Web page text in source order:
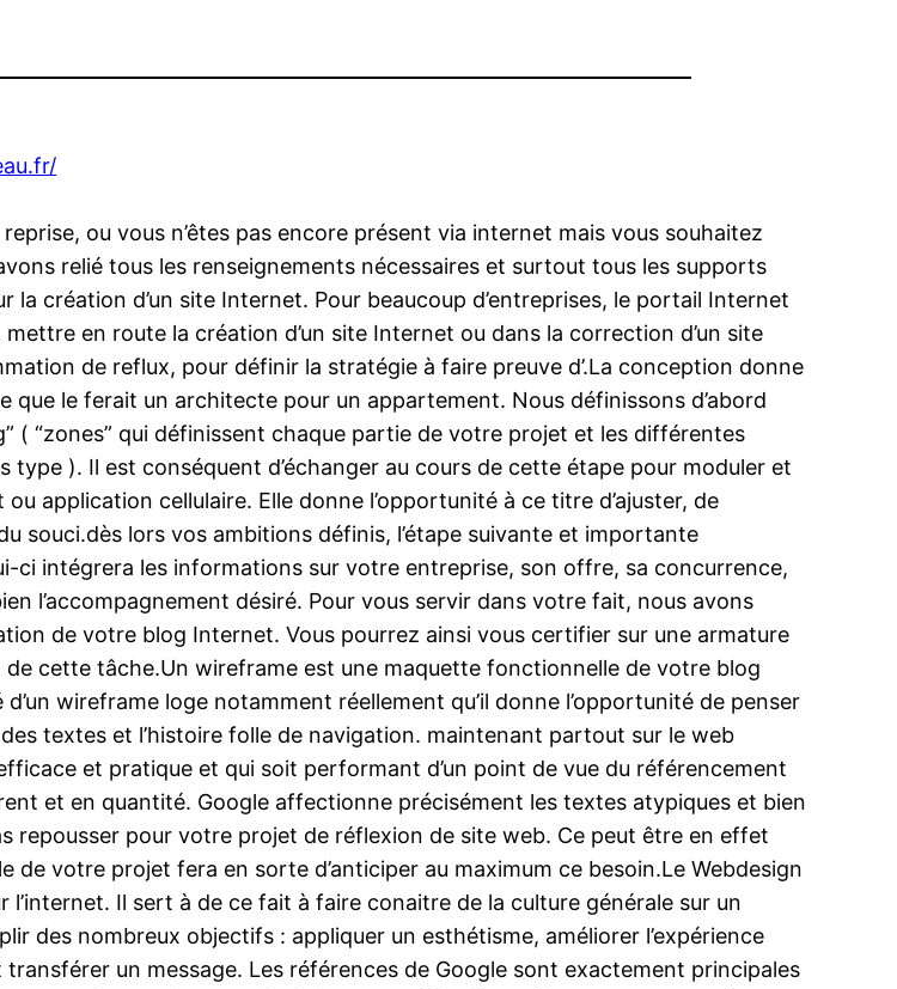
ou vous n’êtes pas encore présent via internet mais vous souhaitez
relié tous les renseignements nécessaires et surtout tous les supports
création d’un site Internet. Pour beaucoup d’entreprises, le portail Internet
en route la création d’un site Internet ou dans la correction d’un site
de reflux, pour définir la stratégie à faire preuve d’.La conception donne
que le ferait un architecte pour un appartement. Nous définissons d’abord
( “zones” qui définissent chaque partie de votre projet et les différentes
). Il est conséquent d’échanger au cours de cette étape pour moduler et
application cellulaire. Elle donne l’opportunité à ce titre d’ajuster, de
souci.dès lors vos ambitions définis, l’étape suivante et importante
ci intégrera les informations sur votre entreprise, son offre, sa concurrence,
l’accompagnement désiré. Pour vous servir dans votre fait, nous avons
de votre blog Internet. Vous pourrez ainsi vous certifier sur une armature
cette tâche.Un wireframe est une maquette fonctionnelle de votre blog
wireframe loge notamment réellement qu’il donne l’opportunité de penser
textes et l’histoire folle de navigation. maintenant partout sur le web
et pratique et qui soit performant d’un point de vue du référencement
et en quantité. Google affectionne précisément les textes atypiques et bien
repousser pour votre projet de réflexion de site web. Ce peut être en effet
votre projet fera en sorte d’anticiper au maximum ce besoin.Le Webdesign
l’internet. Il sert à de ce fait à faire conaitre de la culture générale sur un
des nombreux objectifs : appliquer un esthétisme, améliorer l’expérience
un message. Les références de Google sont exactement principales